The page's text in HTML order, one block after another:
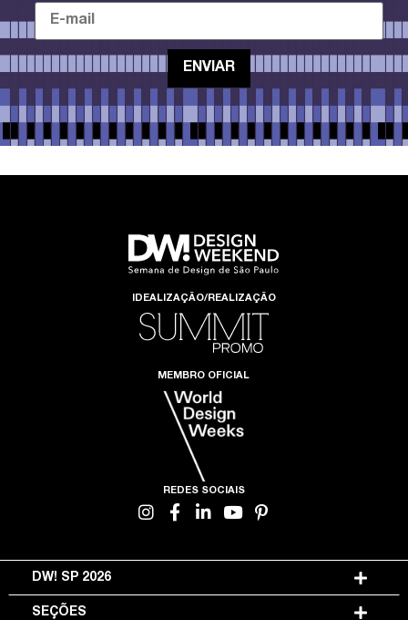
IDEALIZAÇÃO/REALIZAÇÃO
MEMBRO OFICIAL
REDES SOCIAIS
DW! SP 2026
SEÇÕES